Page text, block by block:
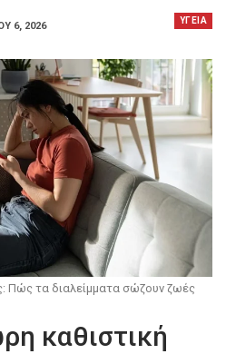
ΥΓΕΙΑ
6, 2026
Πώς τα διαλείμματα σώζουν ζωές
καθιστική